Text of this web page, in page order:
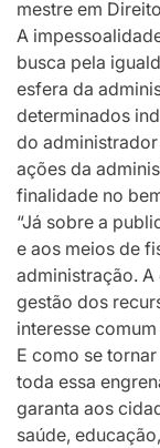
mestre em
A
busca pela
esfera da
determinados
do
ações da
finalidade no
“Já sobre a
e aos meios de
administração.
gestão dos
interesse
E como se
toda essa
garanta aos
saúde,